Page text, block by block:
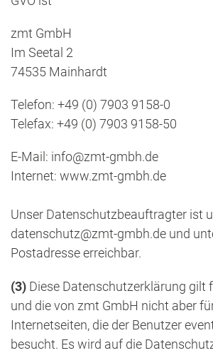
zmt GmbH
Im Seetal 2
74535 Mainhardt
Telefon: +49 (0) 7903 9158-0
Telefax: +49 (0) 7903 9158-50
E-Mail: info@zmt-gmbh.de
Internet: www.zmt-gmbh.de
Unser Datenschutzbeauftragter ist
datenschutz@zmt-gmbh.de und
Postadresse erreichbar.
(3) Diese Datenschutzerklärung gilt
und die von zmt GmbH nicht aber
Internetseiten, die der Benutzer
besucht. Es wird auf die